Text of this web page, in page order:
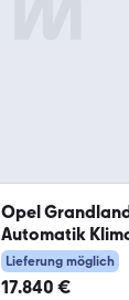
Opel
Automatik
Lieferung möglich
17.840 €